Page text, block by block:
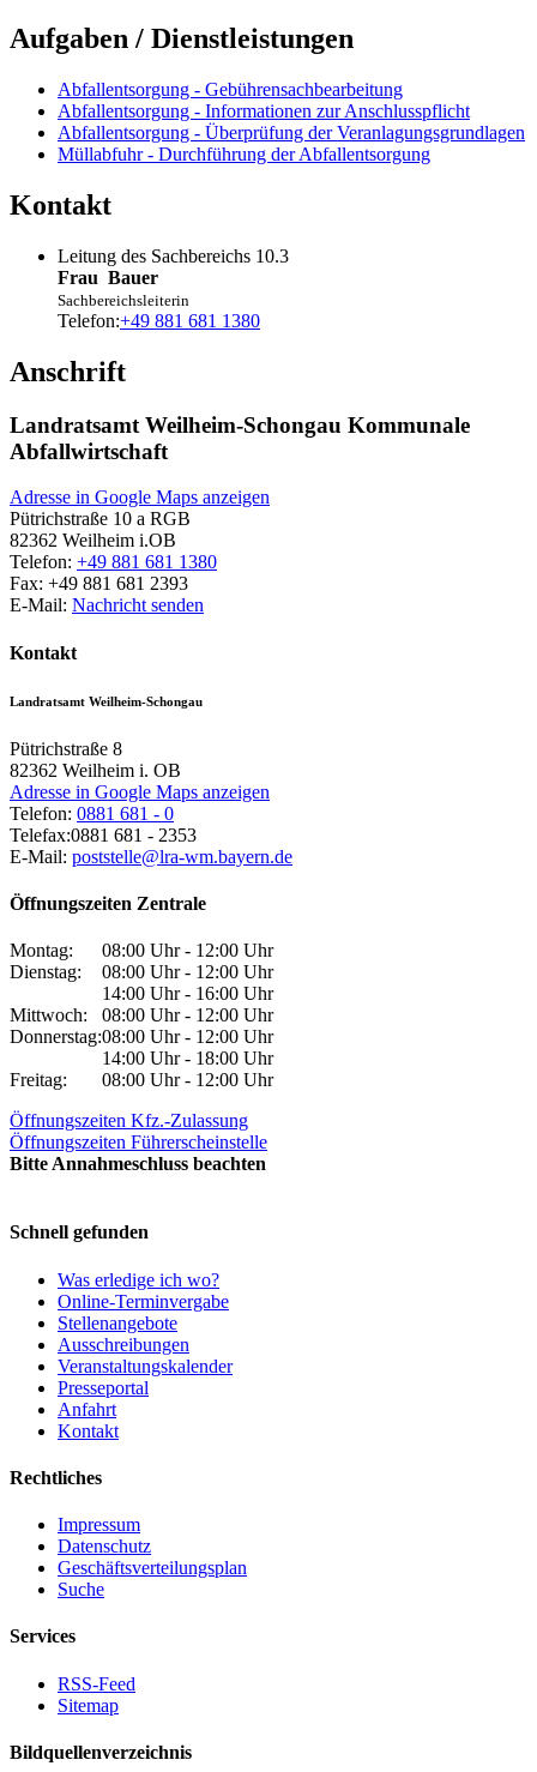
Aufgaben / Dienstleistungen
Abfallentsorgung - Gebührensachbearbeitung
Abfallentsorgung - Informationen zur Anschlusspflicht
Abfallentsorgung - Überprüfung der Veranlagungsgrundlagen
Müllabfuhr - Durchführung der Abfallentsorgung
Kontakt
Leitung des Sachbereichs 10.3
Frau Bauer
Sachbereichsleiterin
Telefon:+49 881 681 1380
Anschrift
Landratsamt Weilheim-Schongau Kommunale
Abfallwirtschaft
Adresse in Google Maps anzeigen
Pütrichstraße 10 a RGB
82362 Weilheim i.OB
Telefon: +49 881 681 1380
Fax: +49 881 681 2393
E-Mail: Nachricht senden
Kontakt
Landratsamt Weilheim-Schongau
Pütrichstraße 8
82362 Weilheim i. OB
Adresse in Google Maps anzeigen
Telefon: 0881 681 - 0
Telefax:0881 681 - 2353
E-Mail: poststelle@lra-wm.bayern.de
Öffnungszeiten Zentrale
Montag:
08:00 Uhr - 12:00 Uhr
Dienstag:
08:00 Uhr - 12:00 Uhr
14:00 Uhr - 16:00 Uhr
Mittwoch:
08:00 Uhr - 12:00 Uhr
Donnerstag:08:00 Uhr - 12:00 Uhr
14:00 Uhr - 18:00 Uhr
Freitag:
08:00 Uhr - 12:00 Uhr
Öffnungszeiten Kfz.-Zulassung
Öffnungszeiten Führerscheinstelle
Bitte Annahmeschluss beachten
Schnell gefunden
Was erledige ich wo?
Online-Terminvergabe
Stellenangebote
Ausschreibungen
Veranstaltungskalender
Presseportal
Anfahrt
Kontakt
Rechtliches
Impressum
Datenschutz
Geschäftsverteilungsplan
Suche
Services
RSS-Feed
Sitemap
Bildquellenverzeichnis